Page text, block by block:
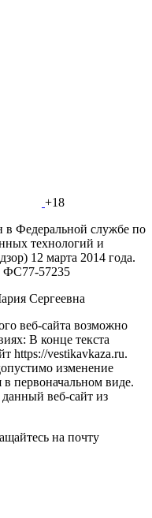
+18
в Федеральной службе по
технологий и
12 марта 2014 года.
ФС77-57235
Сергеевна
веб-сайта возможно
В конце текста
https://vestikavkaza.ru.
изменение
в первоначальном виде.
веб-сайт из
на почту